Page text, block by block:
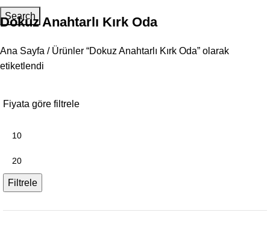
Search
Dokuz Anahtarlı Kırk Oda
Ana Sayfa
Ürünler “Dokuz Anahtarlı Kırk Oda” olarak
etiketlendi
Fiyata göre filtrele
Filtrele